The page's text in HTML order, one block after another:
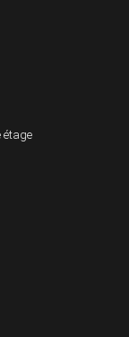
étage